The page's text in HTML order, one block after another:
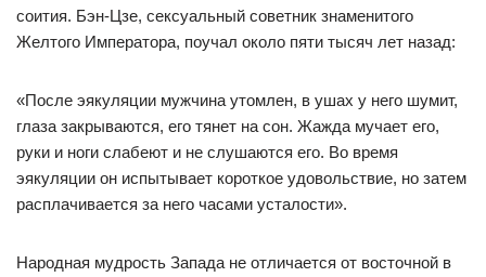
соития. Бэн-Цзе, сексуальный советник знаменитого
Желтого Императора, поучал около пяти тысяч лет назад:
«После эякуляции мужчина утомлен, в ушах у него шумит,
глаза закрываются, его тянет на сон. Жажда мучает его,
руки и ноги слабеют и не слушаются его. Во время
эякуляции он испытывает короткое удовольствие, но затем
расплачивается за него часами усталости».
Народная мудрость Запада не отличается от восточной в